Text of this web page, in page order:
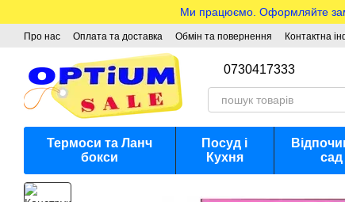
Ми працюємо. Оформляйте
Про нас Оплата та доставка Обмін та повернення Контактна
0730417333
Термоси та Ланч
бокси
Посуд і
Кухня
сад